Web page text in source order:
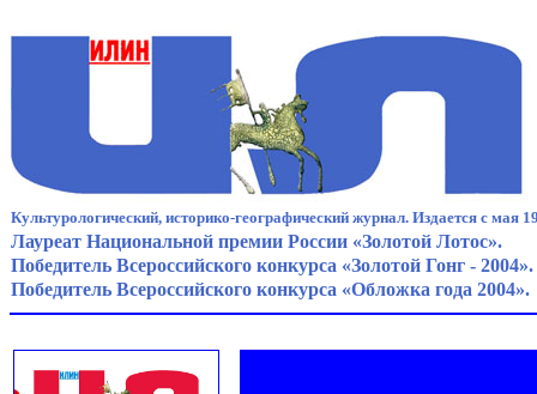
Культурологический, историко-географический журнал. Издается с мая
Лауреат Национальной премии России «Золотой Лотос».
Победитель Всероссийского конкурса «Золотой Гонг - 2004».
Победитель Всероссийского конкурса «Обложка года 2004».